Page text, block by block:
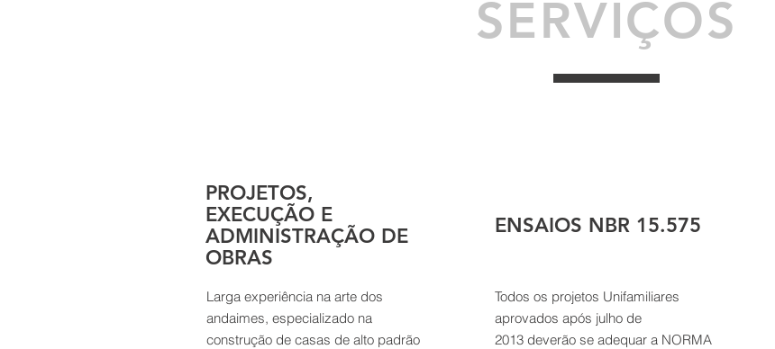
SERVIÇOS
PROJETOS,
EXECUÇÃO E
ADMINISTRAÇÃO DE
OBRAS
Larga experiência na arte dos
andaimes, especializado na
construção de casas de alto padrão
ENSAIOS NBR 15.575
Todos os projetos Unifamiliares
aprovados após julho de
2013 deverão se adequar a NORMA